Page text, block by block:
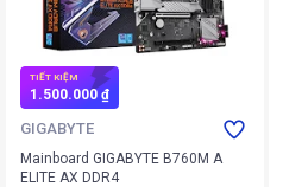
TIẾT KIỆM
1.500.000 ₫
GIGABYTE
Mainboard GIGABYTE B760M A
ELITE AX DDR4